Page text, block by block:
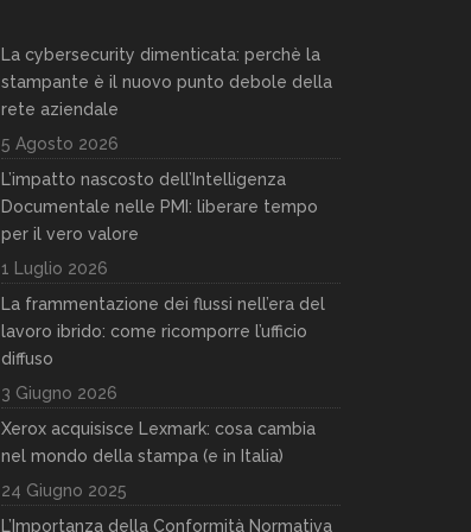
La cybersecurity dimenticata: perchè la
stampante è il nuovo punto debole della
rete aziendale
5 Agosto 2026
L’impatto nascosto dell’Intelligenza
Documentale nelle PMI: liberare tempo
per il vero valore
1 Luglio 2026
La frammentazione dei flussi nell’era del
lavoro ibrido: come ricomporre l’ufficio
diffuso
3 Giugno 2026
Xerox acquisisce Lexmark: cosa cambia
nel mondo della stampa (e in Italia)
24 Giugno 2025
L’Importanza della Conformità Normativa